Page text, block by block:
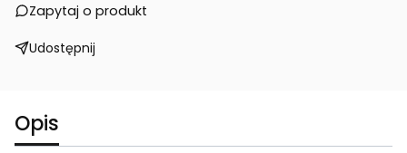
Zapytaj o produkt
Udostępnij
Opis